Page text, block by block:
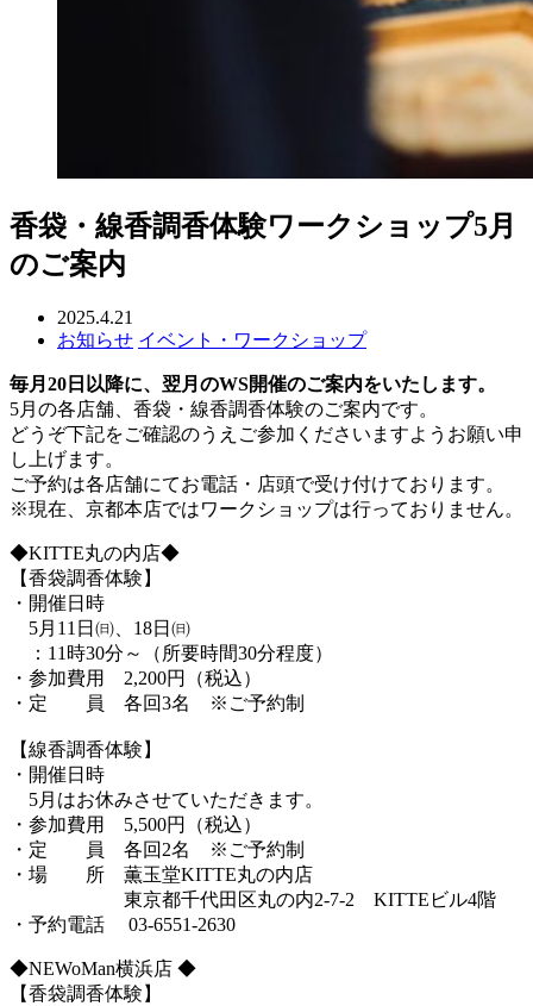
香袋・線香調香体験ワークショップ5月
のご案内
2025.4.21
お知らせ イベント・ワークショップ
毎月20日以降に、翌月のWS開催のご案内をいたします。
5月の各店舗、香袋・線香調香体験のご案内です。
どうぞ下記をご確認のうえご参加くださいますようお願い申
し上げます。
ご予約は各店舗にてお電話・店頭で受け付けております。
※現在、京都本店ではワークショップは行っておりません。
◆KITTE丸の内店◆
【香袋調香体験】
・開催日時
5月11日㈰、18日㈰
：11時30分～（所要時間30分程度）
・参加費用 2,200円（税込）
・定 員 各回3名 ※ご予約制
【線香調香体験】
・開催日時
5月はお休みさせていただきます。
・参加費用 5,500円（税込）
・定 員 各回2名 ※ご予約制
・場 所 薫玉堂KITTE丸の内店
東京都千代田区丸の内2-7-2 KITTEビル4階
・予約電話 03-6551-2630
◆NEWoMan横浜店 ◆
【香袋調香体験】